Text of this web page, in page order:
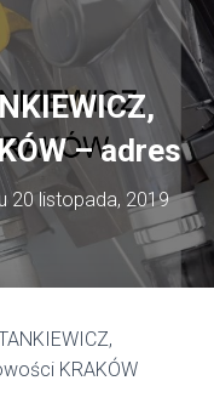
– adres
20 listopada, 2019
KRAKÓW